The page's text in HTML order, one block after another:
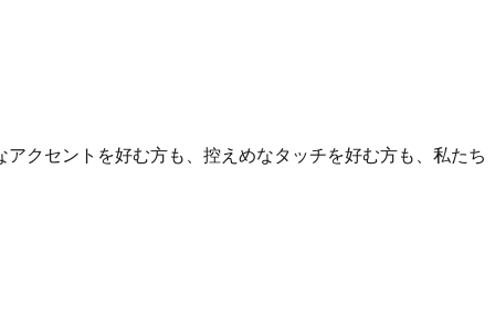
クセントを好む方も、控えめなタッチを好む方も、私たち